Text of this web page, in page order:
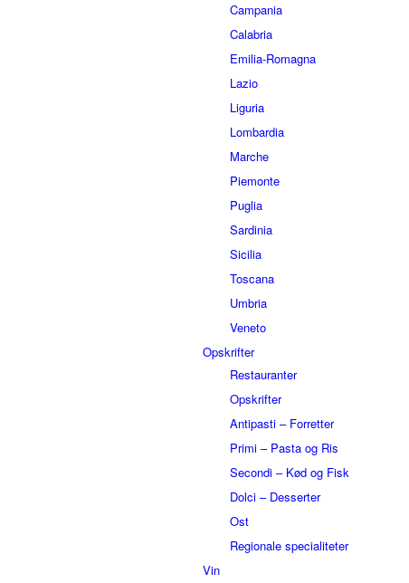
Campania
Calabria
Emilia-Romagna
Lazio
Liguria
Lombardia
Marche
Piemonte
Puglia
Sardinia
Sicilia
Toscana
Umbria
Veneto
Opskrifter
Restauranter
Opskrifter
Antipasti – Forretter
Primi – Pasta og Ris
Secondi – Kød og Fisk
Dolci – Desserter
Ost
Regionale specialiteter
Vin